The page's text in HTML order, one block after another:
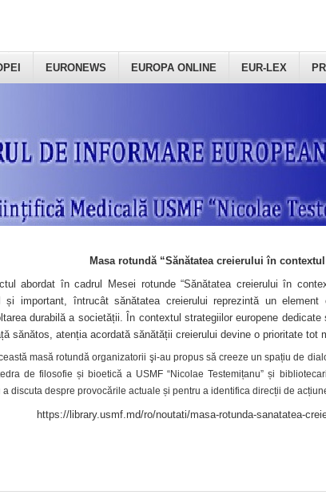
EURONEWS EUROPA ONLINE EUR-LEX
Masa rotundă “Sănătatea creierului în
abordat în cadrul Mesei rotunde “Sănătatea creierului în
și important, întrucât sănătatea creierului reprezintă un
durabilă a societății. În contextul strategiilor europene
sănătos, atenția acordată sănătății creierului devine o prioritate tot
masă rotundă organizatorii şi-au propus să creeze un spațiu de
de filosofie și bioetică a USMF “Nicolae Testemițanu” și
a discuta despre provocările actuale și pentru a identifica direcții de
https://library.usmf.md/ro/noutati/masa-rotunda-sanatatea-